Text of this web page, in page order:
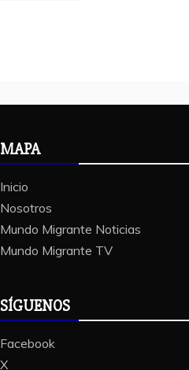
MAPA
Inicio
Nosotros
Mundo Migrante Noticias
Mundo Migrante TV
SÍGUENOS
Facebook
X